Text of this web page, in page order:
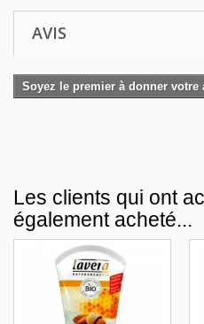
AVIS
Soyez le premier à donner votre
Les clients qui ont
également acheté...